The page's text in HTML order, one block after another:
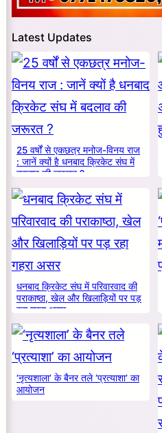
Latest Updates
25 वर्षों से एकछत्र मनोज-विनय राज
: जानें क्यों है धनबाद क्रिकेट संघ में
बदलाव की जरूरत ?
धनबाद क्रिकेट संघ में परिवारवाद की
पराकाष्ठा, खेल और खिलाड़ियों पर पड़
रहा गहरा असर
‘नृत्यशाला’ के बैनर तले ‘प्रत्याशा’ का
आयोजन